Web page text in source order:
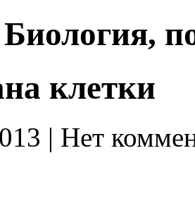
клетки
| Нет